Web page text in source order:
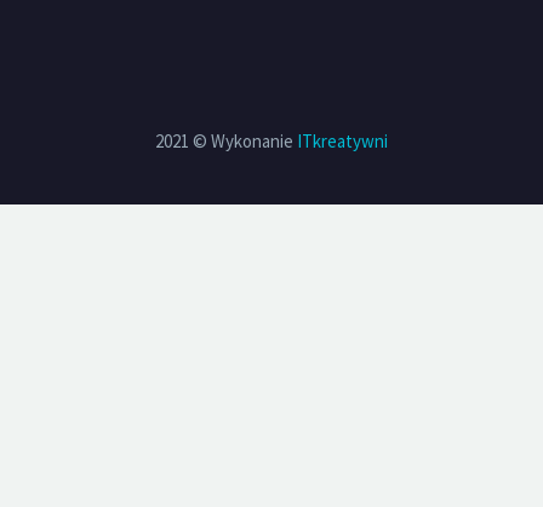
2021 © Wykonanie ITkreatywni